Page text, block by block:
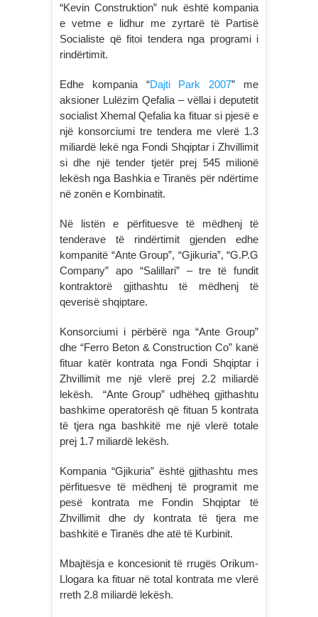
“Kevin Construktion” nuk është kompania
e vetme e lidhur me zyrtarë të Partisë
Socialiste që fitoi tendera nga programi i
rindërtimit.
Edhe kompania “Dajti Park 2007” me
aksioner Lulëzim Qefalia – vëllai i deputetit
socialist Xhemal Qefalia ka fituar si pjesë e
një konsorciumi tre tendera me vlerë 1.3
miliardë lekë nga Fondi Shqiptar i Zhvillimit
si dhe një tender tjetër prej 545 milionë
lekësh nga Bashkia e Tiranës për ndërtime
në zonën e Kombinatit.
Në listën e përfituesve të mëdhenj të
tenderave të rindërtimit gjenden edhe
kompanitë “Ante Group”, “Gjikuria”, “G.P.G
Company” apo “Salillari” – tre të fundit
kontraktorë gjithashtu të mëdhenj të
qeverisë shqiptare.
Konsorciumi i përbërë nga “Ante Group”
dhe “Ferro Beton & Construction Co” kanë
fituar katër kontrata nga Fondi Shqiptar i
Zhvillimit me një vlerë prej 2.2 miliardë
lekësh. “Ante Group” udhëheq gjithashtu
bashkime operatorësh që fituan 5 kontrata
të tjera nga bashkitë me një vlerë totale
prej 1.7 miliardë lekësh.
Kompania “Gjikuria” është gjithashtu mes
përfituesve të mëdhenj të programit me
pesë kontrata me Fondin Shqiptar të
Zhvillimit dhe dy kontrata të tjera me
bashkitë e Tiranës dhe atë të Kurbinit.
Mbajtësja e koncesionit të rrugës Orikum-
Llogara ka fituar në total kontrata me vlerë
rreth 2.8 miliardë lekësh.